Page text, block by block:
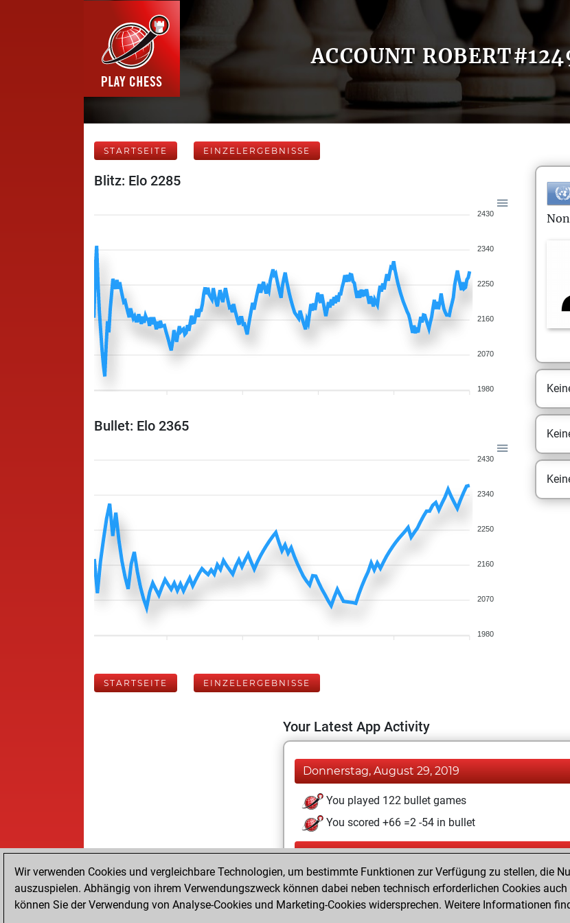
ACCOUNT
STARTSEITE EINZELERGEBNISSE
Blitz: Elo 2285
2430
2340
2250
2160
2070
1980
Bullet: Elo 2365
2430
2340
2250
2160
2070
1980
STARTSEITE EINZELERGEBNISSE
Your Latest App Activity
Donnerstag, August 29, 2019
You played 122 bullet games
You scored +66 =2 -54 in bullet
Donnerstag, Oktober 29, 2015
You played 278 blitz games
You scored +108 =25 -145 in blitz
Wir verwenden Cookies und vergleichbare Technologien, um bestimmte Funktionen zur Verfügung zu stellen, die
auszuspielen. Abhängig von ihrem Verwendungszweck können dabei neben technisch erforderlichen Cookies
können Sie der Verwendung von Analyse-Cookies und Marketing-Cookies widersprechen. Weitere Informationen